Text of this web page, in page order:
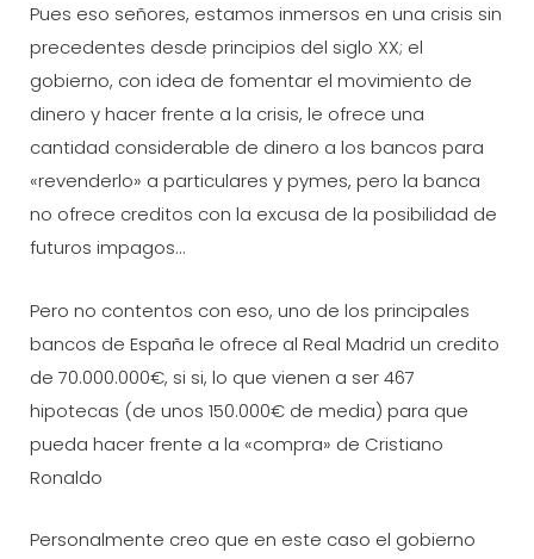
Pues eso señores, estamos inmersos en una crisis sin
precedentes desde principios del siglo XX; el
gobierno, con idea de fomentar el movimiento de
dinero y hacer frente a la crisis, le ofrece una
cantidad considerable de dinero a los bancos para
«revenderlo» a particulares y pymes, pero la banca
no ofrece creditos con la excusa de la posibilidad de
futuros impagos…
Pero no contentos con eso, uno de los principales
bancos de España le ofrece al Real Madrid un credito
de 70.000.000€, si si, lo que vienen a ser 467
hipotecas (de unos 150.000€ de media) para que
pueda hacer frente a la «compra» de Cristiano
Ronaldo
Personalmente creo que en este caso el gobierno